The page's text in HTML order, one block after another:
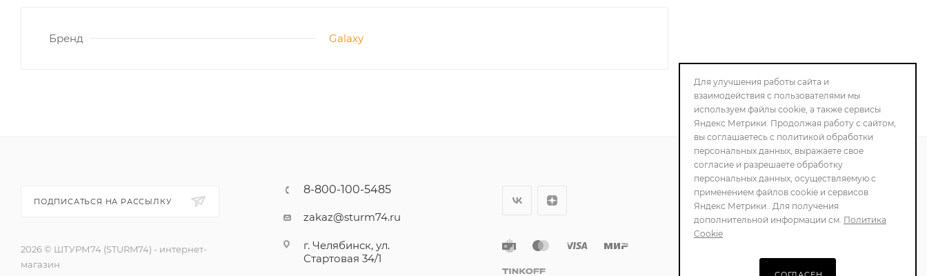
Бренд Galaxy
ПОДПИСАТЬСЯ НА РАССЫЛКУ
2026 © ШТУРМ74 (STURM74) - интернет-
магазин
8-800-100-5485
zakaz@sturm74.ru
г. Челябинск, ул.
Стартовая 34/1
ПОЛИТИКА
КОНФИДЕНЦИАЛЬНОСТИ
Для улучшения работы сайта и
взаимодействия с пользователями мы
используем файлы cookie, а также сервисы
Яндекс Метрики. Продолжая работу с сайтом,
вы соглашаетесь с политикой обработки
персональных данных, выражаете свое
согласие и разрешаете обработку
персональных данных, осуществляемую с
применением файлов cookie и сервисов
Яндекс Метрики.. Для получения
дополнительной информации см. Политика
Cookie